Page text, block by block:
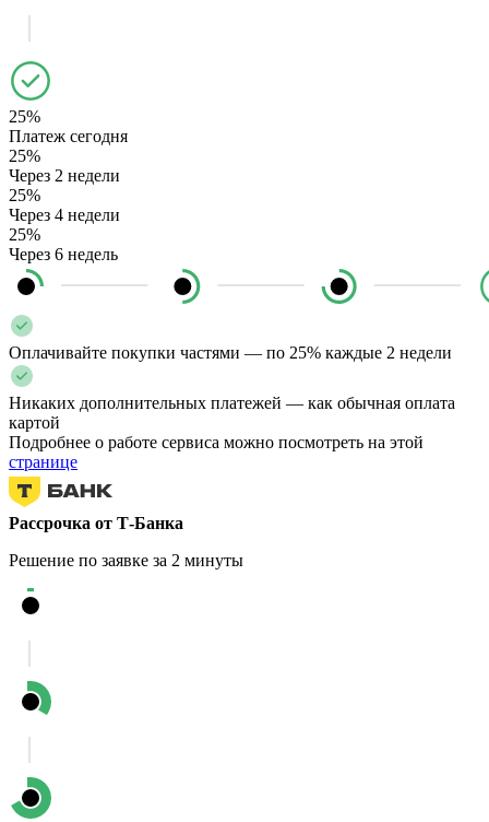
25%
Платеж сегодня
25%
Через 2 недели
25%
Через 4 недели
25%
Через 6 недель
Оплачивайте покупки частями — по 25% каждые 2 недели
Никаких дополнительных платежей — как обычная оплата
картой
Подробнее о работе сервиса можно посмотреть на этой
странице
Рассрочка от Т-Банка
Решение по заявке за 2 минуты